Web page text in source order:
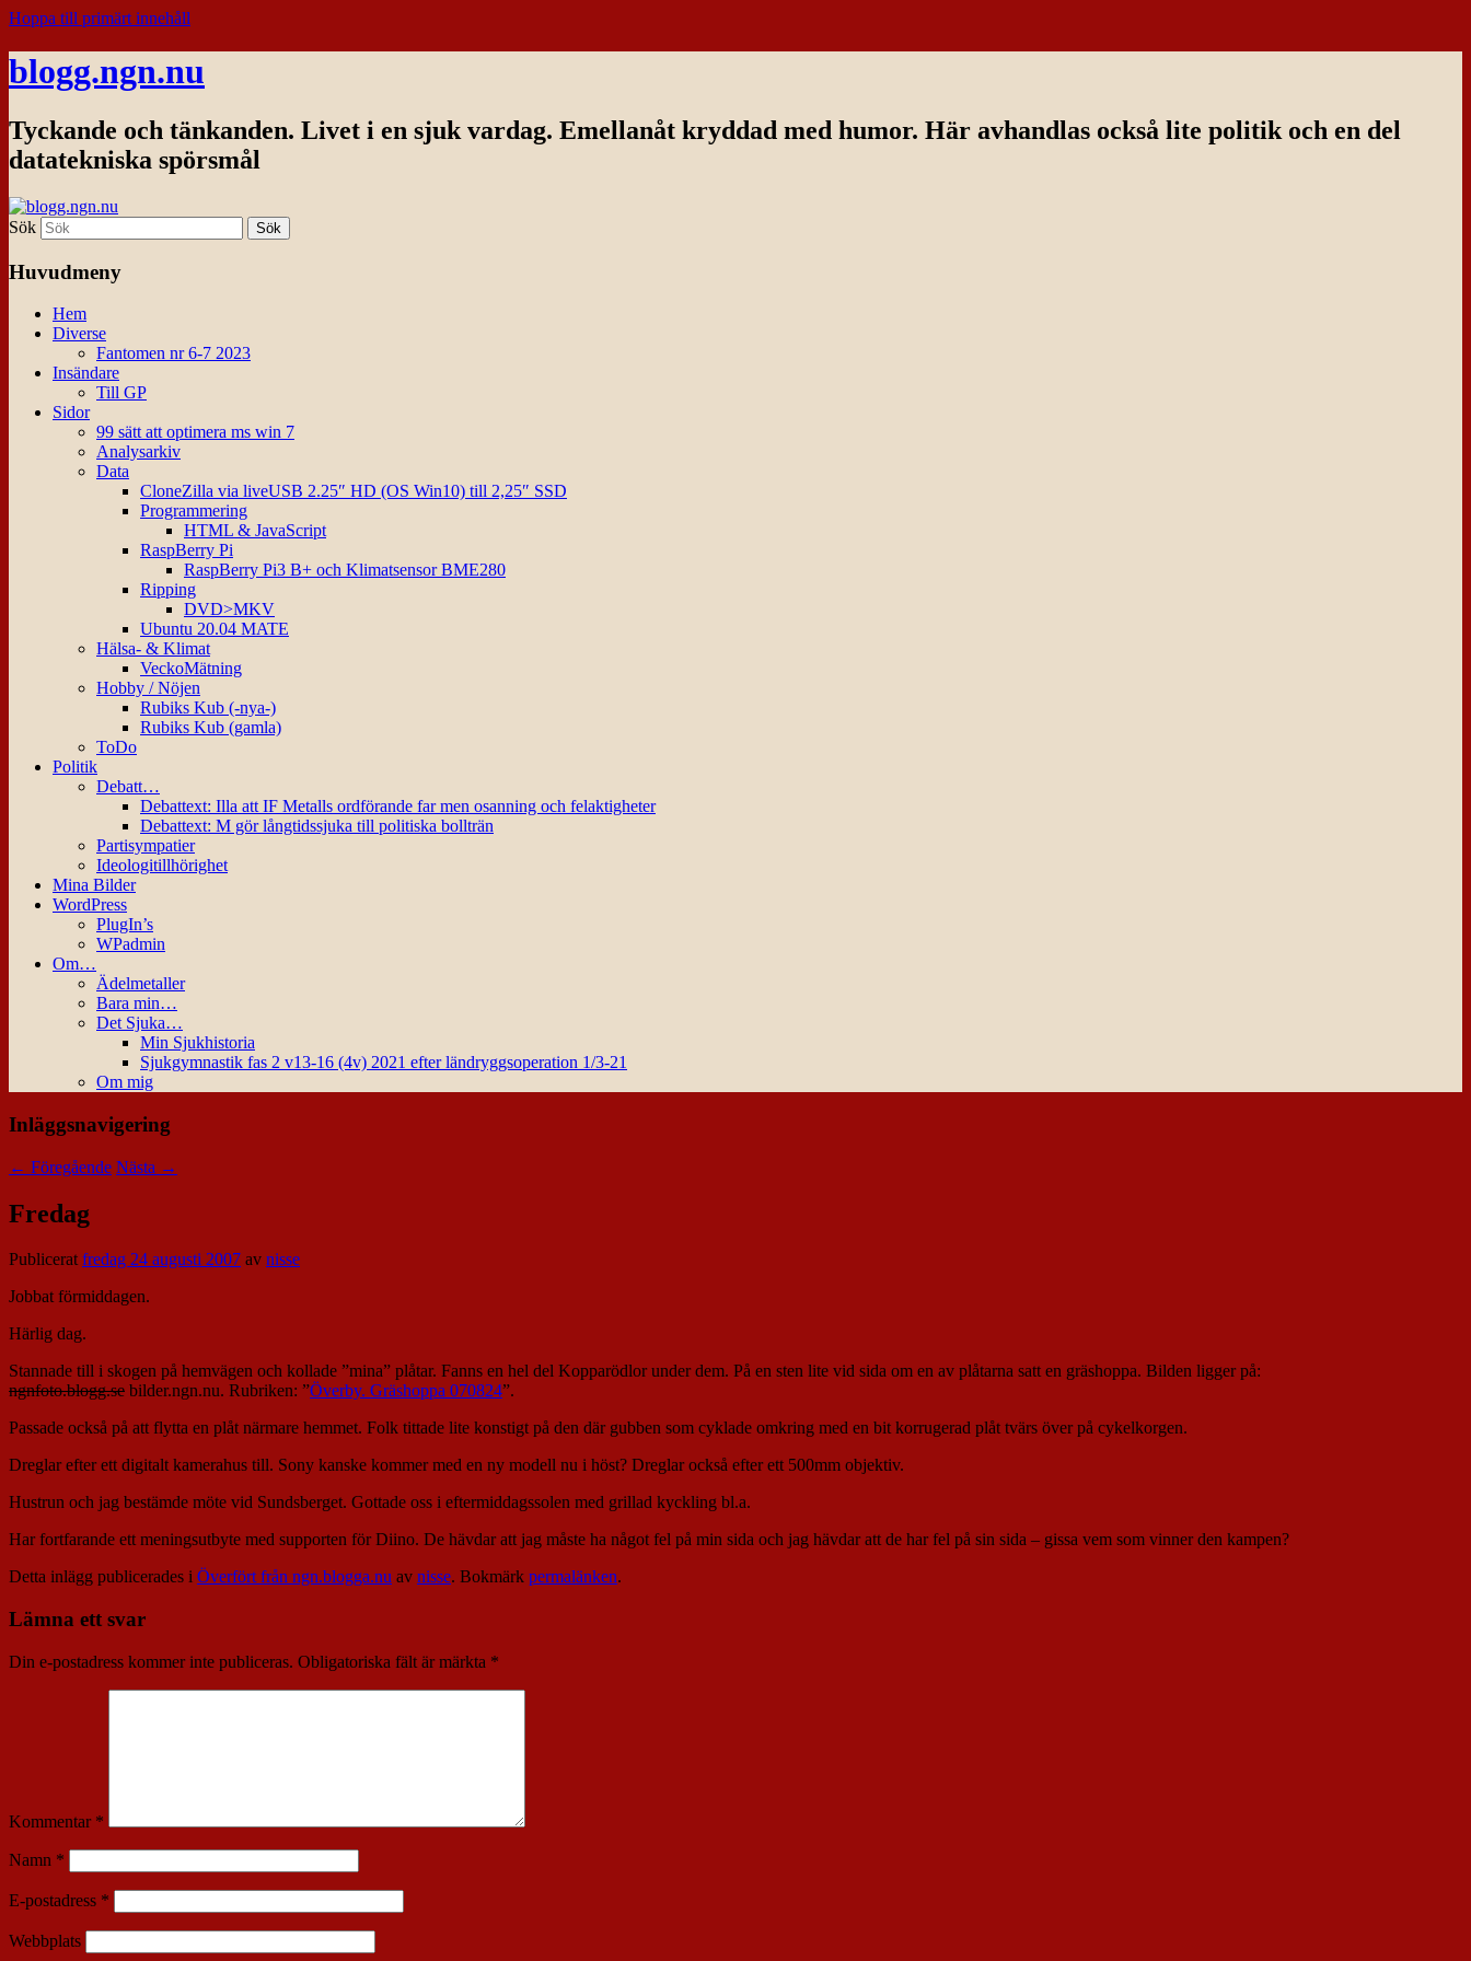
Hoppa till primärt innehåll
blogg.ngn.nu
Tyckande och tänkanden. Livet i en sjuk vardag. Emellanåt kryddad med humor. Här avhandlas också lite politik och en del
datatekniska spörsmål
Sök
Huvudmeny
Hem
Diverse
Fantomen nr 6-7 2023
Insändare
Till GP
Sidor
99 sätt att optimera ms win 7
Analysarkiv
Data
CloneZilla via liveUSB 2.25″ HD (OS Win10) till 2,25″ SSD
Programmering
HTML & JavaScript
RaspBerry Pi
RaspBerry Pi3 B+ och Klimatsensor BME280
Ripping
DVD>MKV
Ubuntu 20.04 MATE
Hälsa- & Klimat
VeckoMätning
Hobby / Nöjen
Rubiks Kub (-nya-)
Rubiks Kub (gamla)
ToDo
Politik
Debatt…
Debattext: Illa att IF Metalls ordförande far men osanning och felaktigheter
Debattext: M gör långtidssjuka till politiska bollträn
Partisympatier
Ideologitillhörighet
Mina Bilder
WordPress
PlugIn’s
WPadmin
Om…
Ädelmetaller
Bara min…
Det Sjuka…
Min Sjukhistoria
Sjukgymnastik fas 2 v13-16 (4v) 2021 efter ländryggsoperation 1/3-21
Om mig
Inläggsnavigering
← Föregående Nästa →
Fredag
Publiceratfredag 24 augusti 2007 av nisse
Jobbat förmiddagen.
Härlig dag.
Stannade till i skogen på hemvägen och kollade ”mina” plåtar. Fanns en hel del Kopparödlor under dem. På en sten lite vid sida om en av plåtarna satt en gräshoppa. Bilden ligger på:
ngnfoto.blogg.se bilder.ngn.nu. Rubriken: ”Överby. Gräshoppa 070824”.
Passade också på att flytta en plåt närmare hemmet. Folk tittade lite konstigt på den där gubben som cyklade omkring med en bit korrugerad plåt tvärs över på cykelkorgen.
Dreglar efter ett digitalt kamerahus till. Sony kanske kommer med en ny modell nu i höst? Dreglar också efter ett 500mm objektiv.
Hustrun och jag bestämde möte vid Sundsberget. Gottade oss i eftermiddagssolen med grillad kyckling bl.a.
Har fortfarande ett meningsutbyte med supporten för Diino. De hävdar att jag måste ha något fel på min sida och jag hävdar att de har fel på sin sida – gissa vem som vinner den kampen?
Detta inlägg publicerades i Överfört från ngn.blogga.nu av nisse. Bokmärk permalänken.
Lämna ett svar
Din e-postadress kommer inte publiceras. Obligatoriska fält är märkta *
Kommentar *
Namn *
E-postadress *
Webbplats